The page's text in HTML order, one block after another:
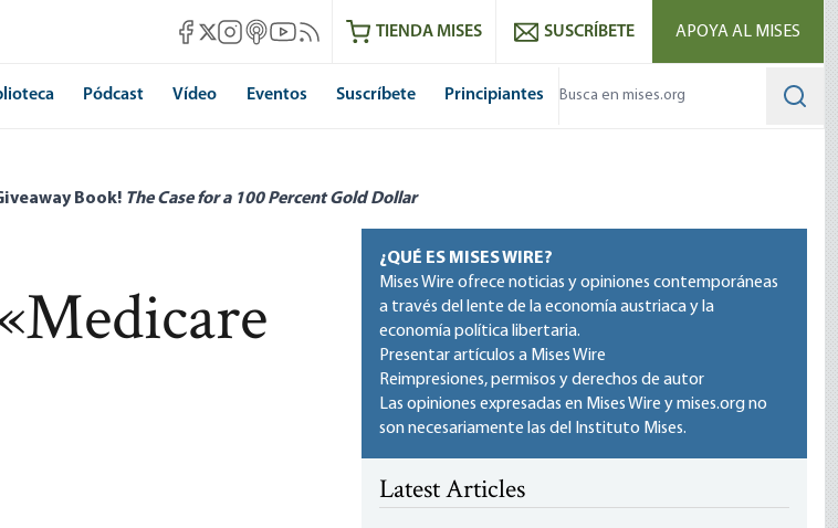
Mises Facebook
Mises X
Mises Instagram
Mises itunes
Mises Youtube
Mises RSS feedTIENDA MISES SUSCRÍBETE APOYA AL MISES
Pódcast Vídeo Eventos Suscríbete Principiantes
Book! The Case for a 100 Percent Gold Dollar
this page
¿QUÉ ES MISES WIRE?
Mises Wire ofrece noticias y opiniones contemporáneas
a través del lente de la economía austriaca y la
economía política libertaria.
Presentar artículos a Mises Wire
Reimpresiones, permisos y derechos de autor
Las opiniones expresadas en Mises Wire y mises.org no
son necesariamente las del Instituto Mises.
Latest Articles